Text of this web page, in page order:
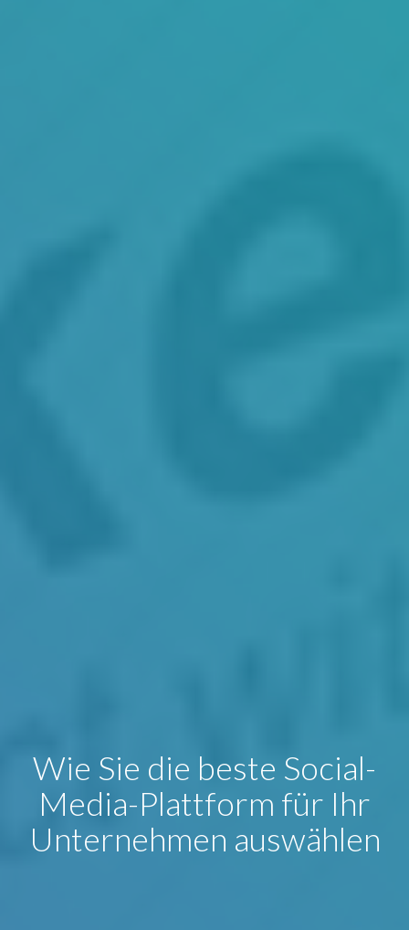
Wie Sie die beste Social-
Media-Plattform für Ihr
Unternehmen auswählen